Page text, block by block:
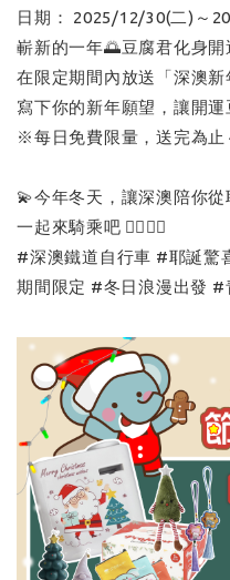
日期： 2025/12/30(二)～
嶄新的一年🌅豆腐君化身開
在限定期間內放送「深澳新
寫下你的新年願望，讓開
※每日免費限量，送完為止
💫今年冬天，讓深澳陪你
一起來騎乘吧 🚴‍♀️🚴‍♂️
#深澳鐵道自行車 #耶誕驚
期間限定 #冬日浪漫出發 #